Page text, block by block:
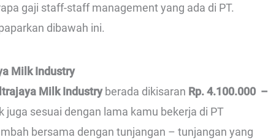
gaji staff-staff management yang ada di PT.
dibawah ini.
Milk Industry
Milk Industryberada dikisaran Rp. 4.100.000 –
juga sesuai dengan lama kamu bekerja di PT
bersama dengan tunjangan – tunjangan yang